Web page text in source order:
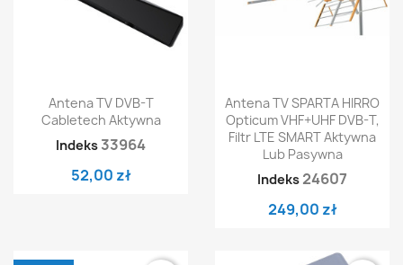
Antena TV DVB-T
Cabletech Aktywna
Indeks 33964
52,00 zł
Antena TV SPARTA HIRRO
Opticum VHF+UHF DVB-T,
Filtr LTE SMART Aktywna
Lub Pasywna
Indeks 24607
249,00 zł